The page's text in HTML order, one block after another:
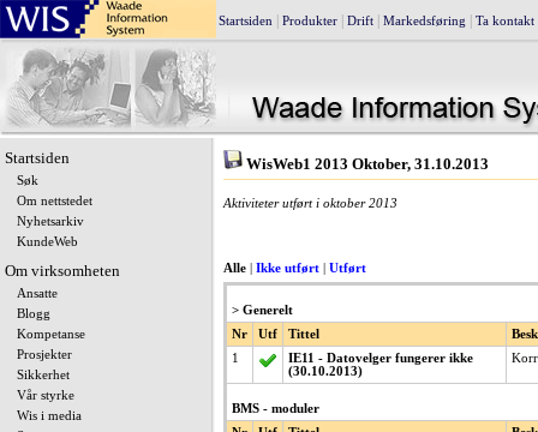
Startsiden Produkter Drift Markedsføring Ta kontakt
Startsiden
Søk
Om nettstedet
Nyhetsarkiv
KundeWeb
Om virksomheten
Ansatte
Blogg
Kompetanse
Prosjekter
Sikkerhet
Vår styrke
Wis i media
WisWeb1 2013 Oktober, 31.10.2013
Aktiviteter utført i oktober 2013
Alle Ikke utført Utført
> Generelt
Nr
Utf Tittel
1
IE11 - Datovelger fungerer ikke
(30.10.2013)
BMS - moduler